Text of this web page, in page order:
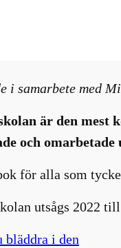
i samarbete med
är den mest
och omarbetade
för alla som
utsågs 2022
bläddra i den